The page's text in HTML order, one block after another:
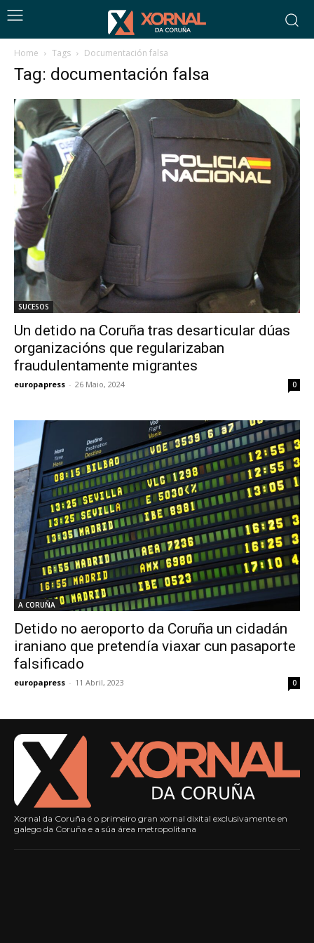
Home Tags Documentación falsa
Tag: documentación falsa
SUCESOS
Un detido na Coruña tras desarticular dúas
organizacións que regularizaban
fraudulentamente migrantes
europapress - 26 Maio, 2024 0
A CORUÑA
Detido no aeroporto da Coruña un cidadán
iraniano que pretendía viaxar cun pasaporte
falsificado
europapress - 11 Abril, 2023 0
Xornal da Coruña é o primeiro gran xornal dixital exclusivamente en
galego da Coruña e a súa área metropolitana